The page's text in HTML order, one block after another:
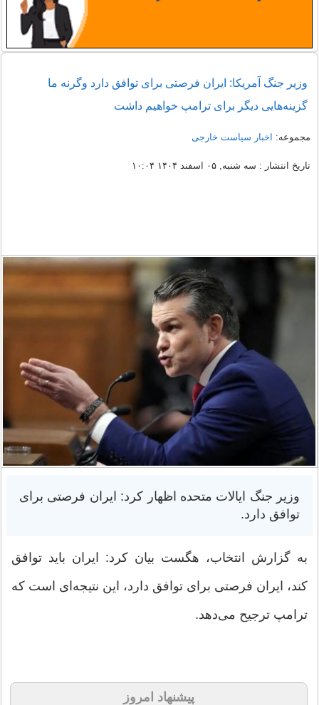
وزیر جنگ آمریکا: ایران فرصتی برای توافق دارد وگرنه ما
گزینه‌هایی دیگر برای ترامپ خواهیم داشت
مجموعه: اخبار سیاست خارجی
تاریخ انتشار : سه شنبه, ۰۵ اسفند ۱۴۰۴ ۱۰:۰۴
وزیر جنگ ایالات متحده اظهار کرد: ایران فرصتی برای
توافق دارد.
به گزارش انتخاب، ‌هگست بیان کرد: ایران باید توافق
کند، ایران فرصتی برای توافق دارد، این نتیجه‌ای است که
ترامپ ترجیح می‌دهد.
پیشنهاد امروز